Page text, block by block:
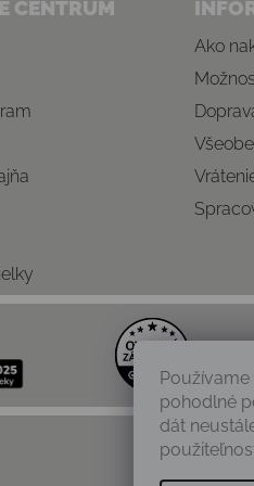
pohodlné
dát
CENTRUM
Ako